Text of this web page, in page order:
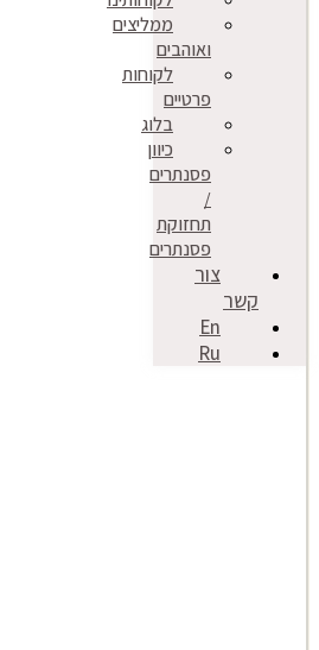
ממליצים
ואוהבים
לקוחות
פרטיים
בלוג
כיוון
פסנתרים
/
תחזוקת
פסנתרים
צור
קשר
En
Ru